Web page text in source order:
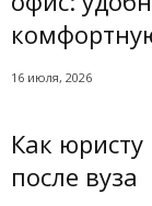
16 июля, 2026
Как юристу
после вуза